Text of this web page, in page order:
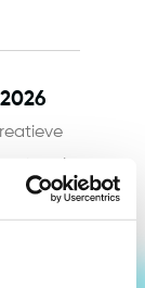
just the